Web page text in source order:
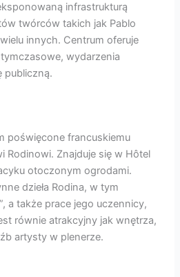
infrastrukturą
twórców takich jak Pablo
innych. Centrum oferuje
wydarzenia
publiczną.
poświęcone francuskiemu
Rodinowi. Znajduje się w Hôtel
otoczonym ogrodami.
dzieła Rodina, w tym
a także prace jego uczennicy,
równie atrakcyjny jak wnętrza,
artysty w plenerze.